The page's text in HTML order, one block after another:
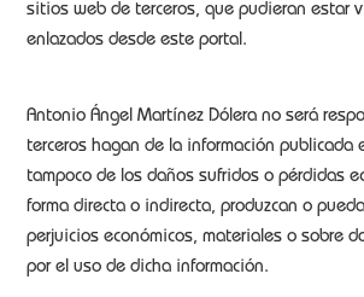
sitios web de terceros, que pudieran estar
enlazados desde este portal.
Antonio Ángel Martínez Dólera no será
terceros hagan de la información publicada
tampoco de los daños sufridos o pérdidas
forma directa o indirecta, produzcan o
perjuicios económicos, materiales o sobre
por el uso de dicha información.